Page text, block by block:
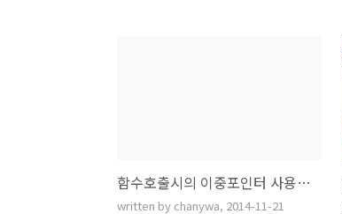
함수호출시의 이중포인터 사용하는 이유
written by chanywa, 2014-11-21